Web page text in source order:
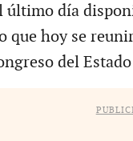
último día
que hoy se
del